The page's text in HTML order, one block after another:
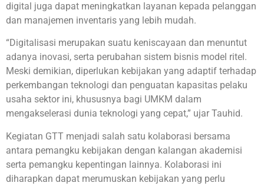
digital juga dapat meningkatkan layanan kepada pelanggan
dan manajemen inventaris yang lebih mudah.
“Digitalisasi merupakan suatu keniscayaan dan menuntut
adanya inovasi, serta perubahan sistem bisnis model ritel.
Meski demikian, diperlukan kebijakan yang adaptif terhadap
perkembangan teknologi dan penguatan kapasitas pelaku
usaha sektor ini, khususnya bagi UMKM dalam
mengakselerasi dunia teknologi yang cepat,” ujar Tauhid.
Kegiatan GTT menjadi salah satu kolaborasi bersama
antara pemangku kebijakan dengan kalangan akademisi
serta pemangku kepentingan lainnya. Kolaborasi ini
diharapkan dapat merumuskan kebijakan yang perlu